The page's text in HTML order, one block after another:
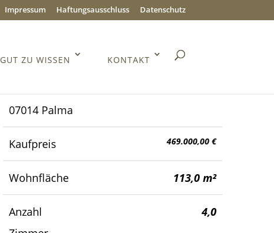
Impressum Haftungsausschluss Datenschutz
GUT ZU WISSEN KONTAKT
07014 Palma
Kaufpreis 469.000,00 €
Wohnfläche 113,0 m²
Anzahl
4,0